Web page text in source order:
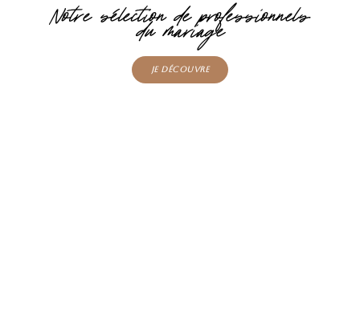
Notre sélection de professionnels
du mariage
Je découvre